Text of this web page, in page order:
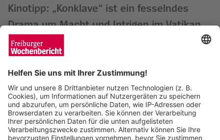
Kinotipp: „Konklave“ ist ein fesselndes
Drama um Macht und Intrigen im Vatikan